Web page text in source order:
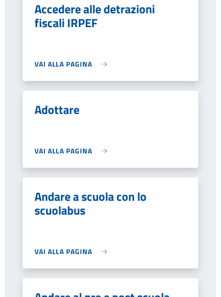
Accedere alle detrazioni
fiscali IRPEF
VAI ALLA PAGINA
Adottare
VAI ALLA PAGINA
Andare a scuola con lo
scuolabus
VAI ALLA PAGINA